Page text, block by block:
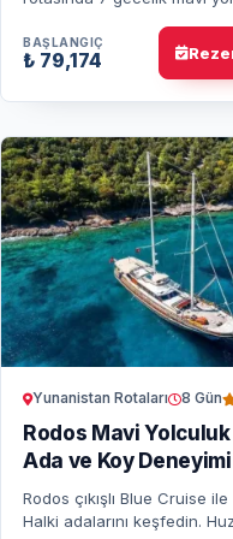
huzur dolu atmosferi se…
BAŞLANGIÇ
₺ 79,174
Yunanistan Rotaları 8 Gün
Rodos Mavi
Ada ve Koy Deneyimi
Rodos çıkışlı Blue Cruise
Halki adalarını keşfedin.